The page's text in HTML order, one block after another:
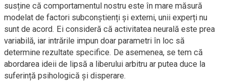
susține că comportamentul nostru este în mare măsură
modelat de factori subconștienți și externi, unii experți nu
sunt de acord. Ei consideră că activitatea neurală este prea
variabilă, iar intrările impun doar parametri în loc să
determine rezultate specifice. De asemenea, se tem că
abordarea ideii de lipsă a liberului arbitru ar putea duce la
suferință psihologică și disperare.